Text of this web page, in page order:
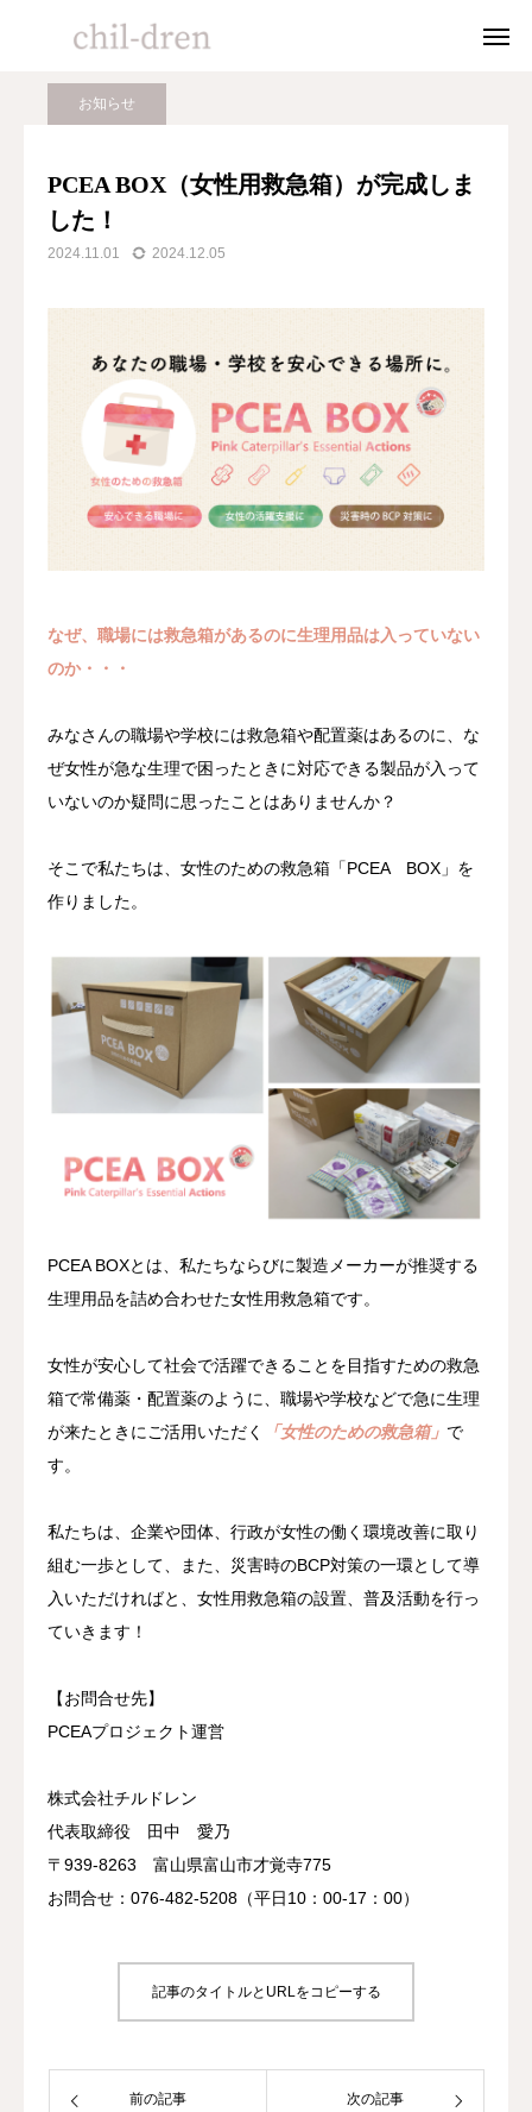
BLOG お知らせ PCEA BOX（女性用救急箱）が完成しました！
お知らせ
PCEA BOX（女性用救急箱）が完成しま
した！
2024.11.01 2024.12.05
なぜ、職場には救急箱があるのに生理用品は入っていない
のか・・・
みなさんの職場や学校には救急箱や配置薬はあるのに、な
ぜ女性が急な生理で困ったときに対応できる製品が入って
いないのか疑問に思ったことはありませんか？
そこで私たちは、女性のための救急箱「PCEA BOX」を
作りました。
PCEA BOXとは、私たちならびに製造メーカーが推奨する
生理用品を詰め合わせた女性用救急箱です。
女性が安心して社会で活躍できることを目指すための救急
箱で常備薬・配置薬のように、職場や学校などで急に生理
が来たときにご活用いただく
「女性のための救急箱」 で
す。
私たちは、企業や団体、行政が女性の働く環境改善に取り
組む一歩として、また、災害時のBCP対策の一環として導
入いただければと、女性用救急箱の設置、普及活動を行っ
ていきます！
【お問合せ先】
PCEAプロジェクト運営
株式会社チルドレン
代表取締役 田中 愛乃
〒939-8263 富山県富山市才覚寺775
お問合せ：076-482-5208（平日10：00-17：00）
記事のタイトルとURLをコピーする
前の記事 次の記事
ABOUT
Online shop